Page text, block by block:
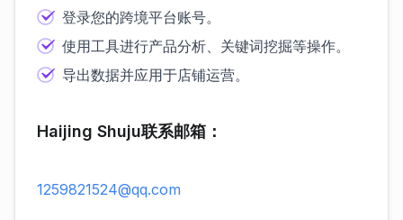
登录您的跨境平台账号。
使用工具进行产品分析、关键词挖掘等操作。
导出数据并应用于店铺运营。
Haijing Shuju联系邮箱：
1259821524@qq.com